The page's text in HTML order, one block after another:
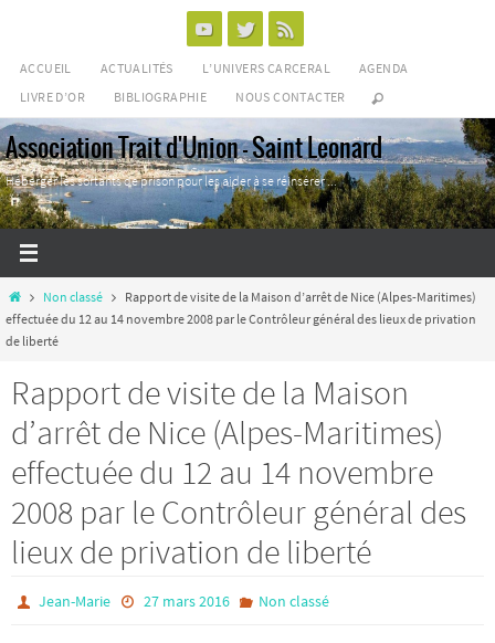
contenu
ACCUEIL ACTUALITÉS L’UNIVERS CARCERAL
AGENDA
LIVRE D’OR
BIBLIOGRAPHIE NOUS CONTACTER
Association Trait d'Union - Saint Leonard
Héberger les sortants de prison pour les aider à se réinsérer ...
HomeNon classé
Rapport de visite de la Maison d’arrêt de Nice (Alpes-Maritimes)
effectuée du 12 au 14 novembre 2008 par le Contrôleur général des lieux de privation
de liberté
Rapport de visite de la Maison
d’arrêt de Nice (Alpes-Maritimes)
effectuée du 12 au 14 novembre
2008 par le Contrôleur général des
lieux de privation de liberté
Jean-Marie 27 mars 2016 Non classé